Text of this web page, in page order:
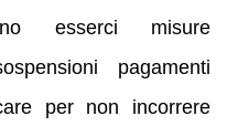
esserci misure
pagamenti
per non incorrere